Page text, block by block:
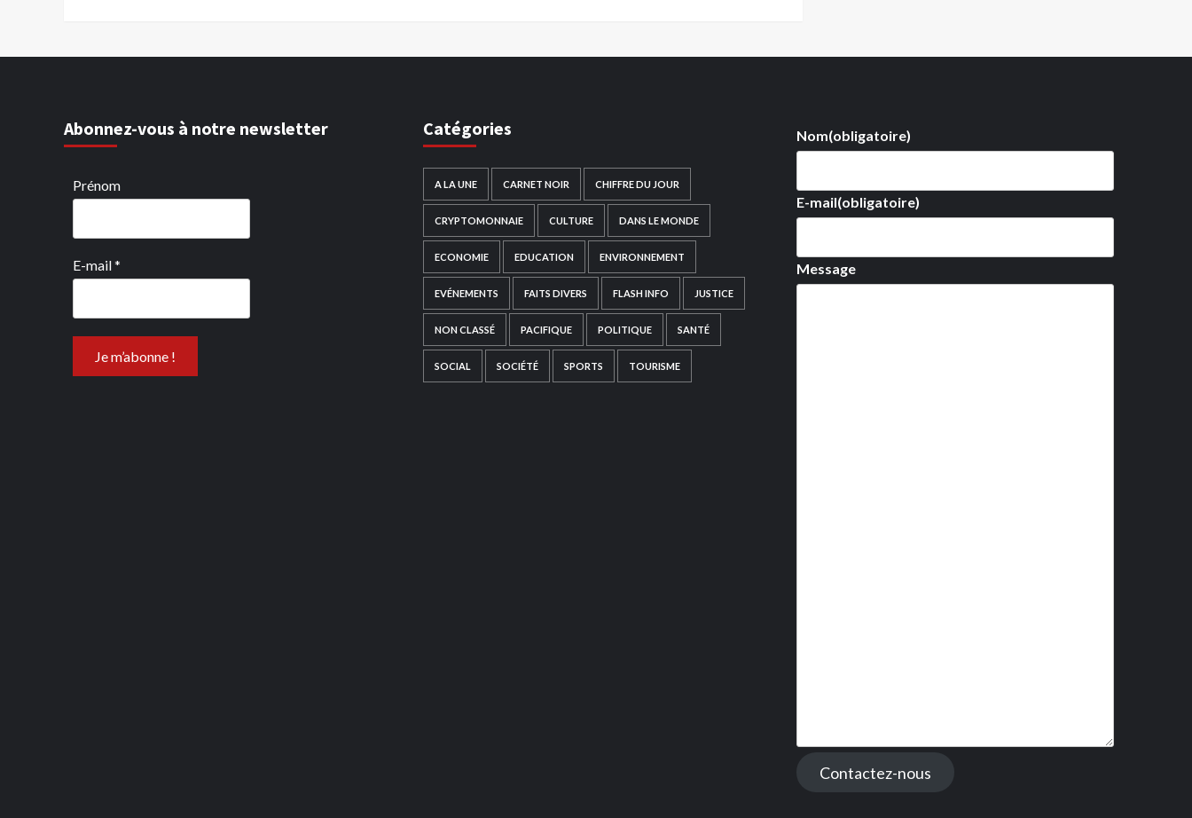
Abonnez-vous à notre newsletter
Prénom
E-mail*
Catégories
A LA UNE CARNET NOIR CHIFFRE DU JOUR
CRYPTOMONNAIE CULTURE DANS LE MONDE
ECONOMIE EDUCATION ENVIRONNEMENT
EVÉNEMENTS FAITS DIVERS FLASH INFO JUSTICE
NON CLASSÉ PACIFIQUE POLITIQUE SANTÉ
SOCIAL SOCIÉTÉ SPORTS TOURISME
Nom(obligatoire)
E-mail(obligatoire)
Message
Contactez-nous